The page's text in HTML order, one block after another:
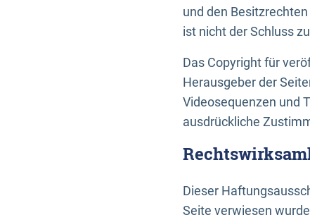
und den
ist nicht der Schluss
Das Copyright für
Herausgeber der
Videosequenzen und
ausdrückliche
Dieser
Seite verwiesen